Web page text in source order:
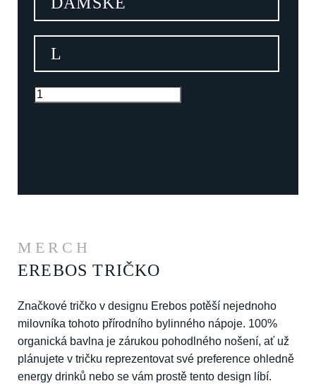
MERCH
EREBOS TRIČKO
Značkové tričko v designu Erebos potěší nejednoho
milovníka tohoto přírodního bylinného nápoje. 100%
organická bavlna je zárukou pohodlného nošení, ať už
plánujete v tričku reprezentovat své preference ohledně
energy drinků nebo se vám prostě tento design líbí.